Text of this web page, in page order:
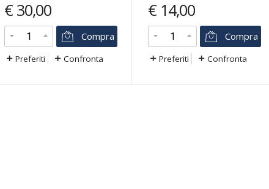
€ 30,00
Compra
Preferiti Confronta
€ 14,00
Compra
Preferiti Confronta